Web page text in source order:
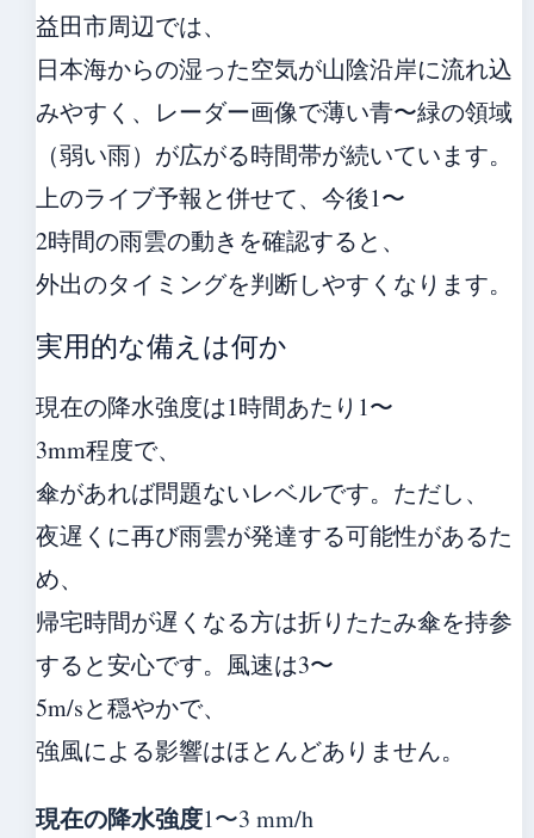
益田市周辺では、
日本海からの湿った空気が山陰沿岸に流れ込
みやすく、レーダー画像で薄い青〜緑の領域
（弱い雨）が広がる時間帯が続いています。
上のライブ予報と併せて、今後1〜
2時間の雨雲の動きを確認すると、
外出のタイミングを判断しやすくなります。
実用的な備えは何か
現在の降水強度は1時間あたり1〜
3mm程度で、
傘があれば問題ないレベルです。ただし、
夜遅くに再び雨雲が発達する可能性があるた
め、
帰宅時間が遅くなる方は折りたたみ傘を持参
すると安心です。風速は3〜
5m/sと穏やかで、
強風による影響はほとんどありません。
現在の降水強度1〜3 mm/h